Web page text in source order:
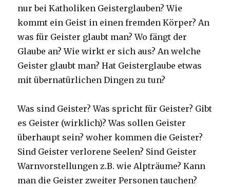
nur bei Katholiken Geisterglauben? Wie
kommt ein Geist in einen fremden Körper? An
was für Geister glaubt man? Wo fängt der
Glaube an? Wie wirkt er sich aus? An welche
Geister glaubt man? Hat Geisterglaube etwas
mit übernatürlichen Dingen zu tun?
Was sind Geister? Was spricht für Geister? Gibt
es Geister (wirklich)? Was sollen Geister
überhaupt sein? woher kommen die Geister?
Sind Geister verlorene Seelen? Sind Geister
Warnvorstellungen z.B. wie Alpträume? Kann
man die Geister zweiter Personen tauchen?